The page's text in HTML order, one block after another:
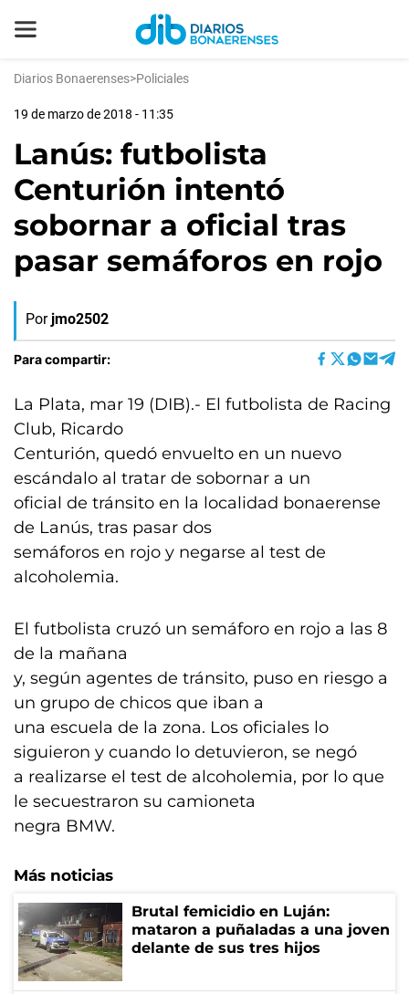
Diarios Bonaerenses>Policiales
19 de marzo de 2018 - 11:35
Lanús: futbolista
Centurión intentó
sobornar a oficial tras
pasar semáforos en rojo
Por jmo2502
Para compartir:
La Plata, mar 19 (DIB).- El futbolista de Racing
Club, Ricardo
Centurión, quedó envuelto en un nuevo
escándalo al tratar de sobornar a un
oficial de tránsito en la localidad bonaerense
de Lanús, tras pasar dos
semáforos en rojo y negarse al test de
alcoholemia.
El futbolista cruzó un semáforo en rojo a las 8
de la mañana
y, según agentes de tránsito, puso en riesgo a
un grupo de chicos que iban a
una escuela de la zona. Los oficiales lo
siguieron y cuando lo detuvieron, se negó
a realizarse el test de alcoholemia, por lo que
le secuestraron su camioneta
negra BMW.
Más noticias
Brutal femicidio en Luján:
mataron a puñaladas a una joven
delante de sus tres hijos